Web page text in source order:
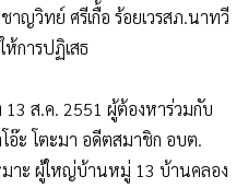
าญวิทย์ ศรีเกื้อ ร้อยเวรสภ.นาทวี
การปฏิเสธ
13 ส.ค. 2551 ผู้ต้องหาร่วมกับ
อ๊ะ โตะมา อดีตสมาชิก อบต.
มาะ ผู้ใหญ่บ้านหมู่ 13 บ้านคลอง